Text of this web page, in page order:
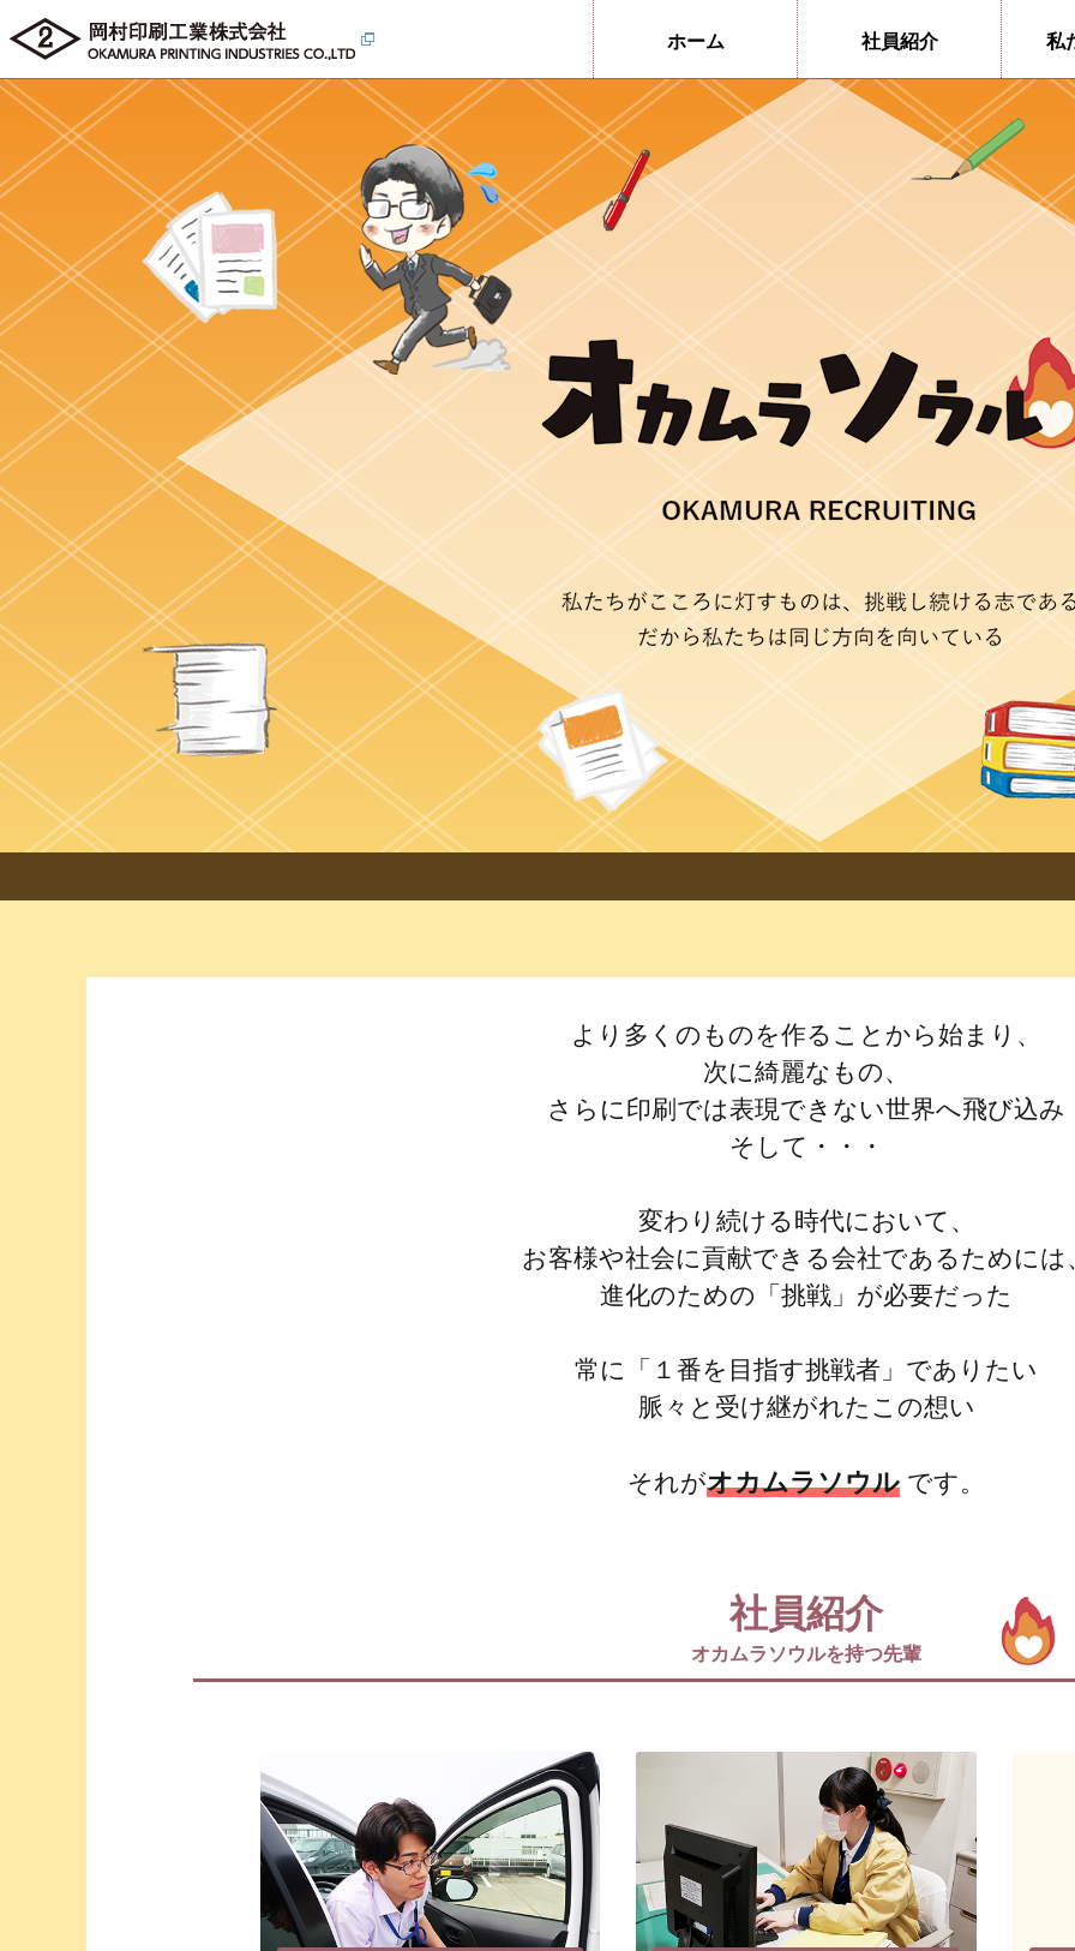
ホーム 社員紹介 私
より多くのものを作ることから始まり、
次に綺麗なもの、
さらに印刷では表現できない世界へ飛び込み
そして・・・
変わり続ける時代において、
お客様や社会に貢献できる会社であるためには
進化のための「挑戦」が必要だった
常に「１番を目指す挑戦者」でありたい
脈々と受け継がれたこの想い
それがオカムラソウル です。
社員紹介
オカムラソウルを持つ先輩